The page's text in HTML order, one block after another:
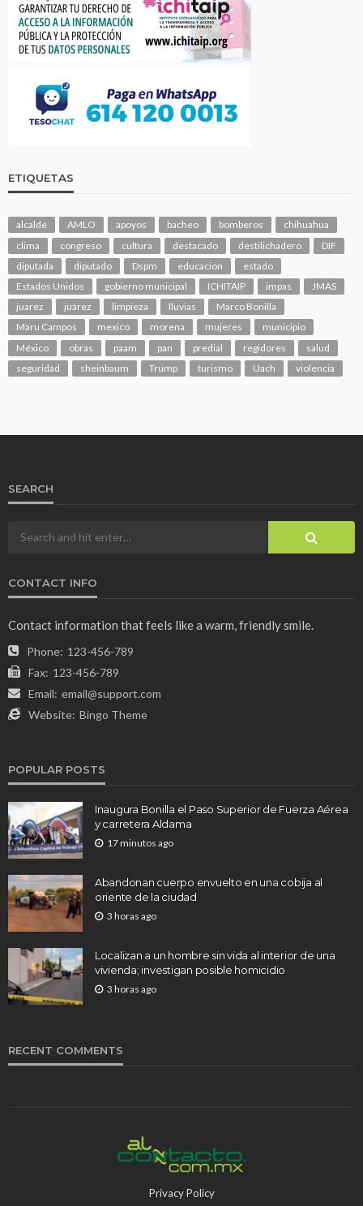
ETIQUETAS
alcalde AMLO apoyos bacheo bomberos
chihuahua
clima
congreso cultura destacado destilichadero
DIF
diputada
diputado Dspm educacion
estado
Estados Unidos
gobierno municipal ICHITAIP impas
JMAS
juarez
juárez limpieza lluvias
Marco Bonilla
Maru Campos
mexico morena mujeres
municipio
México
obras paam pan predial regidores
salud
seguridad
sheinbaum Trump turismo Uach violencia
SEARCH
CONTACT INFO
Contact information that feels like a warm, friendly smile.
Phone: 123-456-789
Fax: 123-456-789
Email: email@support.com
Website: Bingo Theme
POPULAR POSTS
Inaugura Bonilla el Paso Superior de Fuerza Aérea
y carretera Aldama
17 minutos ago
Abandonan cuerpo envuelto en una cobija al
oriente de la ciudad
3 horas ago
Localizan a un hombre sin vida al interior de una
vivienda; investigan posible homicidio
3 horas ago
RECENT COMMENTS
Privacy Policy